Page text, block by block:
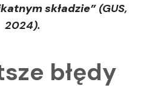
składzie”(GUS,
2024).
błędy